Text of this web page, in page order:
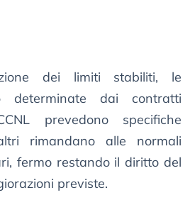
dei limiti stabiliti, le
determinate dai contratti
prevedono specifiche
rimandano alle normali
fermo restando il diritto del
previste.